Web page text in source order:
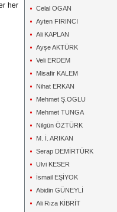
her
Celal OGAN
Ayten FIRINCI
Ali KAPLAN
Ayşe AKTÜRK
Veli ERDEM
Misafir KALEM
Nihat ERKAN
Mehmet Ş.OGLU
Mehmet TUNGA
Nilgün ÖZTÜRK
M. İ. ARIKAN
Serap DEMİRTÜRK
Ulvi KESER
İsmail EŞİYOK
Abidin GÜNEYLİ
Ali Rıza KİBRİT